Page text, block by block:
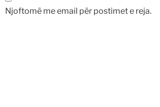
Njoftomë me email për postimet e reja.